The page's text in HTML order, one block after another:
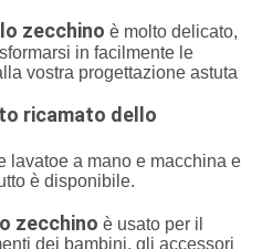
zecchino è molto delicato,
in facilmente le
vostra progettazione astuta
ricamato dello
lavatoe a mano e macchina e
è disponibile.
zecchino è usato per il
dei bambini, gli accessori